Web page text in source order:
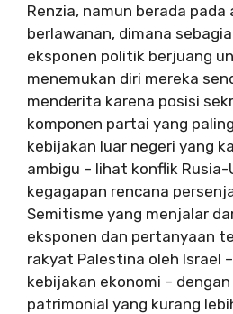
Renzia, namun berada pada
berlawanan, dimana
eksponen politik berjuang
menemukan diri mereka
menderita karena posisi
komponen partai yang
kebijakan luar negeri yang
ambigu – lihat konflik Rusia-
kegagapan rencana
Semitisme yang menjalar
eksponen dan pertanyaan
rakyat Palestina oleh Israel
kebijakan ekonomi –
patrimonial yang kurang